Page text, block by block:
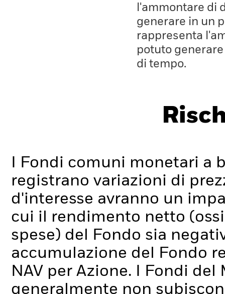
l'ammontare di
generare in un
rappresenta
potuto
di tempo.
I Fondi comuni monetari a
registrano variazioni di
d'interesse avranno un
cui il rendimento netto
spese) del Fondo sia
accumulazione del Fondo
NAV per Azione.
I Fondi
generalmente non